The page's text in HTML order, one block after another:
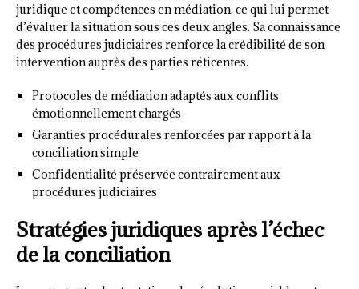
juridique et compétences en médiation, ce qui lui permet
d’évaluer la situation sous ces deux angles. Sa connaissance
des procédures judiciaires renforce la crédibilité de son
intervention auprès des parties réticentes.
Protocoles de médiation adaptés aux conflits
émotionnellement chargés
Garanties procédurales renforcées par rapport à la
conciliation simple
Confidentialité préservée contrairement aux
procédures judiciaires
Stratégies juridiques après l’échec
de la conciliation